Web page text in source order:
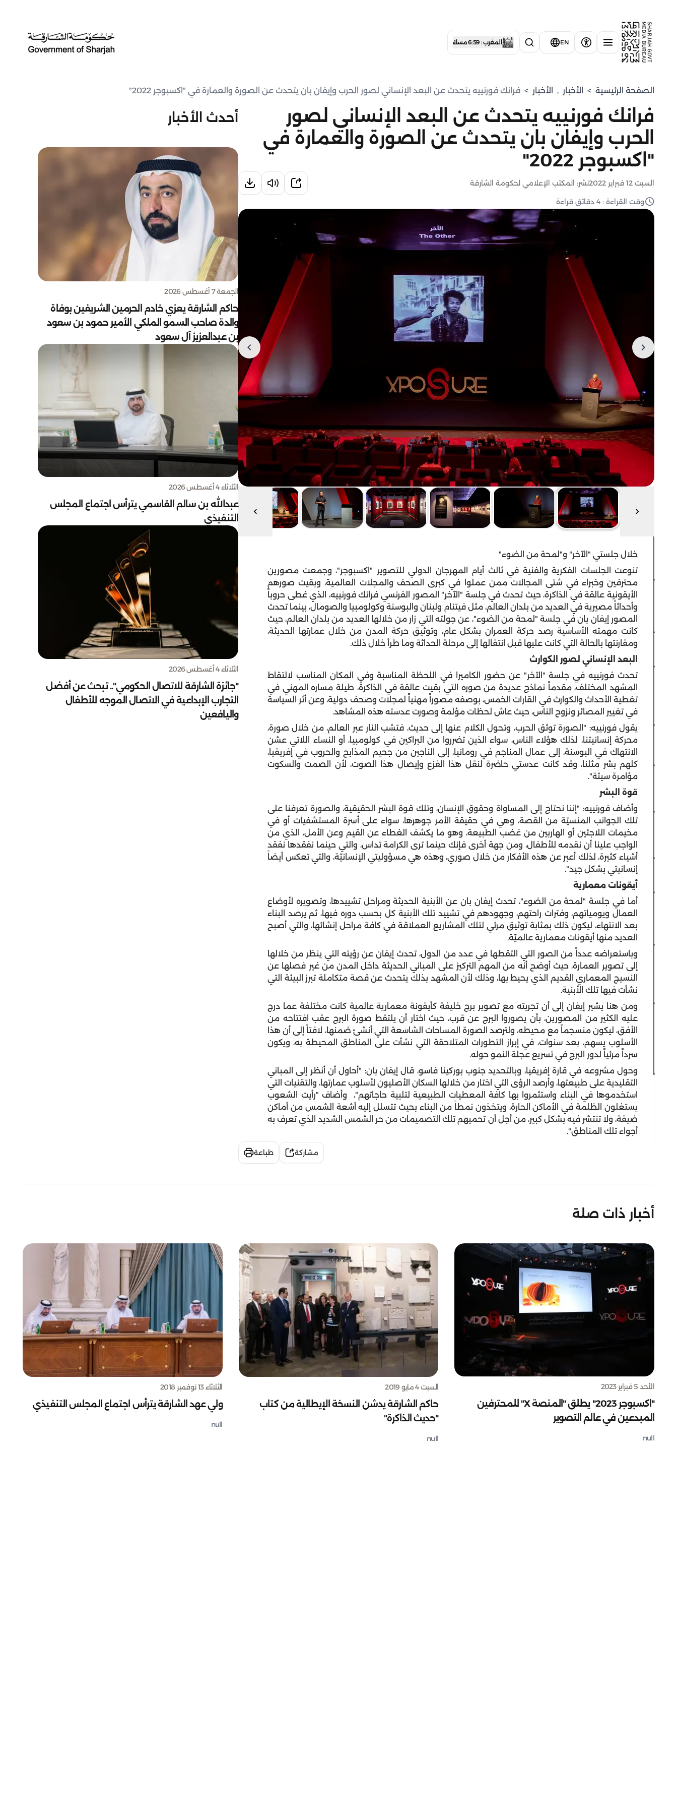
EN المغرب : 6:59 مساءً
الصفحة الرئيسية > الأخبار , الأخبار > فرانك فورنييه يتحدث عن البعد الإنساني لصور الحرب وإيفان بان يتحدث عن الصورة والعمارة في "اكسبوجر 2022"
فرانك فورنييه يتحدث عن البعد الإنساني لصور
الحرب وإيفان بان يتحدث عن الصورة والعمارة في
"اكسبوجر 2022"
السبت 12 فبراير 2022 نشر: المكتب الإعلامي لحكومة الشارقة
وقت القراءة : 4 دقائق قراءة
خلال جلستي "الآخر" و"لمحة من الضوء"
تنوعت الجلسات الفكرية والفنية في ثالث أيام المهرجان الدولي للتصوير "اكسبوجر"، وجمعت مصورين
محترفين وخبراء في شتى المجالات ممن عملوا في كبرى الصحف والمجلات العالمية، وبقيت صورهم
الأيقونية عالقة في الذاكرة، حيث تحدث في جلسة "الآخر" المصور الفرنسي فرانك فورنييه، الذي غطى حروباً
وأحداثاً مصيرية في العديد من بلدان العالم، مثل فيتنام ولبنان والبوسنة وكولومبيا والصومال، بينما تحدث
المصور إيفان بان في جلسة "لمحة من الضوء"، عن جولته التي زار من خلالها العديد من بلدان العالم، حيث
كانت مهمته الأساسية رصد حركة العمران بشكل عام، وتوثيق حركة المدن من خلال عمارتها الحديثة،
ومقارنتها بالحالة التي كانت عليها قبل انتقالها إلى مرحلة الحداثة وما طرأ خلال ذلك.
البعد الإنساني لصور الكوارث
تحدث فورنييه في جلسة "الآخر" عن حضور الكاميرا في اللحظة المناسبة وفي المكان المناسب لالتقاط
المشهد المختلف، مقدماً نماذج عديدة من صوره التي بقيت عالقة في الذاكرة، طيلة مساره المهني في
تغطية الأحداث والكوارث في القارات الخمس، بوصفه مصوراً مهنياً لمجلات وصحف دولية، وعن أثر السياسة
في تغيير المصائر ونزوح الناس، حيث عاش لحظات مؤلمة وصورت عدسته هذه المشاهد.
يقول فورنييه: "الصورة توثق الحرب، وتحول الكلام عنها إلى حديث، فتشب النار عبر العالم، من خلال صورة،
محركة إنسانيتنا، لذلك هؤلاء الناس، سواء الذين تضرروا من البراكين في كولومبيا، أو النساء اللاتي عشن
الانتهاك في البوسنة، إلى عمال المناجم في رومانيا، إلى الناجين من جحيم المذابح والحروب في إفريقيا،
كلهم بشر مثلنا، وقد كانت عدستي حاضرة لنقل هذا الفزع وإيصال هذا الصوت، لأن الصمت والسكوت
مؤامرة سيئة".
قوة البشر
وأضاف فورنييه: "إننا نحتاج إلى المساواة وحقوق الإنسان، وتلك قوة البشر الحقيقية، والصورة تعرفنا على
تلك الجوانب المنسيّة من القصة، وهي في حقيقة الأمر جوهرها، سواء على أسرة المستشفيات أو في
مخيمات اللاجئين أو الهاربين من غضب الطبيعة، وهو ما يكشف الغطاء عن القيم وعن الأمل، الذي من
الواجب علينا أن نقدمه للأطفال، ومن جهة أخرى فإنك حينما ترى الكرامة تداس، والتي حينما نفقدها نفقد
أشياء كثيرة، لذلك أعبر عن هذه الأفكار من خلال صوري، وهذه هي مسؤوليتي الإنسانيّة، والتي تعكس أيضاً
إنسانيتي بشكل جيد".
أيقونات معمارية
أما في جلسة "لمحة من الضوء"، تحدث إيفان بان عن الأبنية الحديثة ومراحل تشييدها، وتصويره لأوضاع
العمال ويومياتهم، وفترات راحتهم، وجهودهم في تشييد تلك الأبنية كل بحسب دوره فيها، ثم يرصد البناء
بعد الانتهاء، ليكون ذلك بمثابة توثيق مرئي لتلك المشاريع العملاقة في كافة مراحل إنشائها، والتي أصبح
العديد منها أيقونات معمارية عالميّة.
وباستعراضه عدداً من الصور التي التقطها في عدد من الدول، تحدث إيفان عن رؤيته التي ينظر من خلالها
إلى تصوير العمارة، حيث أوضح أنه من المهم التركيز على المباني الحديثة داخل المدن من غير فصلها عن
النسيج المعماري القديم الذي يحيط بها، وذلك لأن المشهد بذلك يتحدث عن قصة متكاملة تبرز البيئة التي
نشأت فيها تلك الأبنية.
ومن هنا يشير إيفان إلى أن تجربته مع تصوير برج خليفة كأيقونة معمارية عالمية كانت مختلفة عما درج
عليه الكثير من المصورين، بأن يصوروا البرج عن قرب، حيث اختار أن يلتقط صورة البرج عقب افتتاحه من
الأفق، ليكون منسجماً مع محيطه، ولترصد الصورة المساحات الشاسعة التي أنشئ ضمنها، لافتاً إلى أن هذا
الأسلوب يسهم، بعد سنوات، في إبراز التطورات المتلاحقة التي نشأت على المناطق المحيطة به، ويكون
سرداً مرئياً لدور البرج في تسريع عجلة النمو حوله.
وحول مشروعه في قارة إفريقيا، وبالتحديد جنوب بوركينا فاسو، قال إيفان بان: "أحاول أن أنظر إلى المباني
التقليدية على طبيعتها، وأرصد الرؤى التي اختار من خلالها السكان الأصليون لأسلوب عمارتها، والتقنيات التي
استخدموها في البناء واستثمروا بها كافة المعطيات الطبيعية لتلبية حاجاتهم"، وأضاف "رأيت الشعوب
يستغلون الظلمة في الأماكن الحارة، ويتخذون نمطاً من البناء بحيث تتسلل إليه أشعة الشمس من أماكن
ضيقة، ولا تنتشر فيه بشكل كبير، من أجل أن تحميهم تلك التصميمات من حر الشمس الشديد الذي تعرف به
أجواء تلك المناطق".
مشاركة طباعة
أحدث الأخبار
الجمعة 7 أغسطس 2026
حاكم الشارقة يعزي خادم الحرمين الشريفين بوفاة
والدة صاحب السمو الملكي الأمير حمود بن سعود
بن عبدالعزيز آل سعود
الثلاثاء 4 أغسطس 2026
عبدالله بن سالم القاسمي يترأس اجتماع المجلس
التنفيذي
الثلاثاء 4 أغسطس 2026
"جائزة الشارقة للاتصال الحكومي".. تبحث عن أفضل
التجارب الإبداعية في الاتصال الموجه للأطفال
واليافعين
أخبار ذات صلة
الأحد 5 فبراير 2023
"اكسبوجر 2023" يطلق "المنصة X" للمحترفين
المبدعين في عالم التصوير
null
السبت 4 مايو 2019
حاكم الشارقة يدشن النسخة الإيطالية من كتاب
"حديث الذاكرة"
null
الثلاثاء 13 نوفمبر 2018
ولي عهد الشارقة يترأس اجتماع المجلس التنفيذي
null